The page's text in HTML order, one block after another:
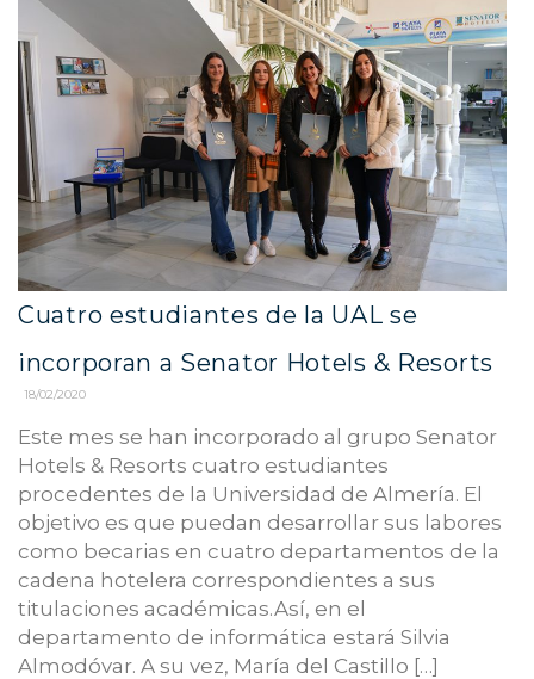
Cuatro estudiantes de la UAL se
incorporan a Senator Hotels & Resorts
18/02/2020
Este mes se han incorporado al grupo Senator
Hotels & Resorts cuatro estudiantes
procedentes de la Universidad de Almería. El
objetivo es que puedan desarrollar sus labores
como becarias en cuatro departamentos de la
cadena hotelera correspondientes a sus
titulaciones académicas.Así, en el
departamento de informática estará Silvia
Almodóvar. A su vez, María del Castillo […]